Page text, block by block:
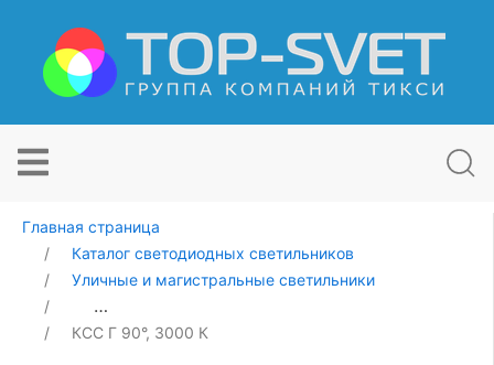
Главная страница
Каталог светодиодных светильников
Уличные и магистральные светильники
Уличный светодиодный Свет НН ССдУ 01 Флагман 20
КСС Г 90°, 3000 К